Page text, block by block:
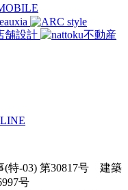
(特-03) 第30817号 建築
号